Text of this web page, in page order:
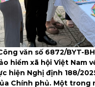
văn số 6872/BYT-
hiểm xã hội Việt Nam
hiện Nghị định 188/
Chính phủ. Một trong